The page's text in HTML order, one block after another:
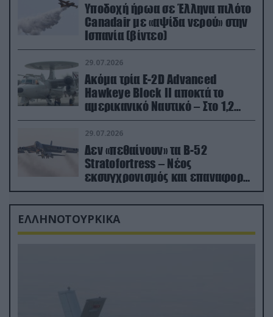
Υποδοχή ήρωα σε Έλληνα πιλότο
Canadair με «αψίδα νερού» στην
Ισπανία (βίντεο)
29.07.2026
Ακόμα τρία E-2D Advanced
Hawkeye Block II αποκτά το
αμερικανικό Ναυτικό – Στο 1,2
δισ.δολάρια το κόστος
29.07.2026
Δεν «πεθαίνουν» τα Β-52
Stratofortress – Νέος
εκσυγχρονισμός και επαναφορά
από τα «νεκροταφεία»
ΕΛΛΗΝΟΤΟΥΡΚΙΚΑ